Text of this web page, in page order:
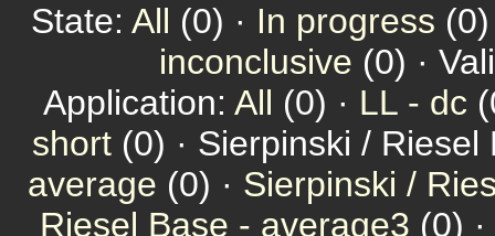
State: All (0) · In progress
inconclusive (0) ·
Application: All (0) · LL - dc
short (0) · Sierpinski /
average (0) · Sierpinski /
Riesel Base - average3 (0) ·